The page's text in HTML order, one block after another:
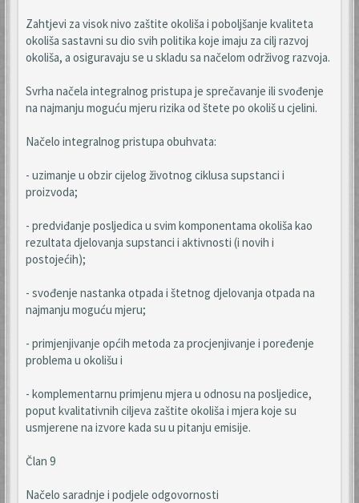
Zahtjevi za visok nivo zaštite okoliša i poboljšanje kvaliteta
okoliša sastavni su dio svih politika koje imaju za cilj razvoj
okoliša, a osiguravaju se u skladu sa načelom održivog razvoja.
Svrha načela integralnog pristupa je sprečavanje ili svođenje
na najmanju moguću mjeru rizika od štete po okoliš u cjelini.
Načelo integralnog pristupa obuhvata:
- uzimanje u obzir cijelog životnog ciklusa supstanci i
proizvoda;
- predviđanje posljedica u svim komponentama okoliša kao
rezultata djelovanja supstanci i aktivnosti (i novih i
postojećih);
- svođenje nastanka otpada i štetnog djelovanja otpada na
najmanju moguću mjeru;
- primjenjivanje općih metoda za procjenjivanje i poređenje
problema u okolišu i
- komplementarnu primjenu mjera u odnosu na posljedice,
poput kvalitativnih ciljeva zaštite okoliša i mjera koje su
usmjerene na izvore kada su u pitanju emisije.
Član 9
Načelo saradnje i podjele odgovornosti